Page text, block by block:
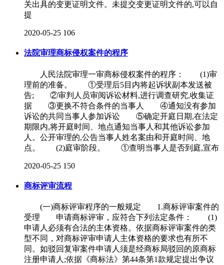
关出具的变更证明文件。未提交变更证明文件的,可以自
提
2020-05-25 106
法院审理商标侵权案件的程序
人民法院审理一审商标侵权案件的程序： (1)审
理前的准备。 ①受理后5目内将起诉状副本发送被
告; ②审判人员审阅诉讼材料,进行调查研究,收集证
据 ③更换不符合条件的当事人 ④通知没有参加
诉讼的共同当事人参加诉讼 ⑤确定开庭日期,在法定
期限内,将开庭时间、地点通知当事人和其他诉讼参加
人。公开审理的,公告当事人姓名案由和开庭时间、地
点。 (2)庭审阶段。 ①查明当事人是否到庭,宣布
2020-05-25 150
商标评审流程
(一)商标评审程序的一般规定 1.商标评审案件的
受理 申请商标评审，应符合下列法定条件： (1)
申请人必须有合法的主体资格。依据商标评审案件的类
型不同，对商标评审申请人主体资格的要求也有所不
同。如驳回复审案件申请人须是经商标局驳回的原商标
注册申请人;依据《商标法》第44条第1款规定提出争议